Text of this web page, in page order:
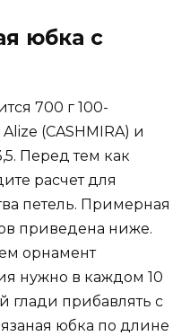
юбка с
700 г 100-
(CASHMIRA) и
Перед тем как
расчет для
петель. Примерная
приведена ниже.
орнамент
нужно в каждом 10
глади прибавлять с
юбка по длине